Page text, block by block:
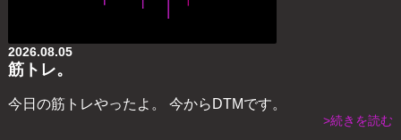
2026.08.05
筋トレ。
今日の筋トレやったよ。 今からDTMです。
>続きを読む